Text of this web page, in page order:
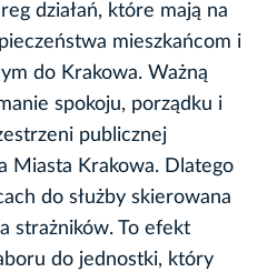
działań, które mają na
mieszkańcom i
do Krakowa. Ważną
spokoju, porządku i
publicznej
Miasta Krakowa. Dlatego
do służby skierowana
strażników. To efekt
do jednostki, który